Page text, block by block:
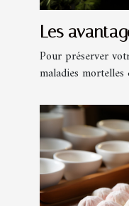
Les
Pour préserver
maladies mortelles